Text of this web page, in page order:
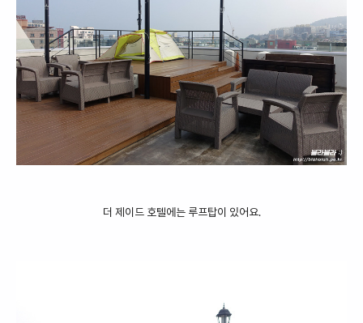
더 제이드 호텔에는 루프탑이 있어요.